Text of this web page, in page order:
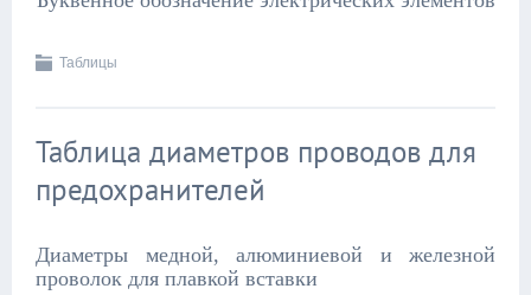
Таблицы
Таблица диаметров проводов для
предохранителей
Диаметры медной, алюминиевой и железной
проволок для плавкой вставки